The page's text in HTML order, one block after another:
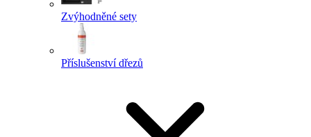
Zvýhodněné sety
Příslušenství dřezů